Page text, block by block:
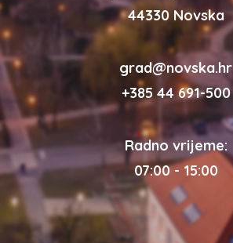
44330 Novska
grad@novska.hr
+385 44 691-500
Radno vrijeme:
07:00 - 15:00